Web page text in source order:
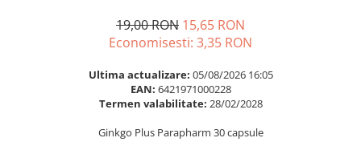
Somn stres si anxietate
Supliment Magneziu
19,00 RON 15,65 RON
Economisesti: 3,35 RON
Ultima actualizare: 05/08/2026 16:05
EAN: 6421971000228
Termen valabilitate: 28/02/2028
Ginkgo Plus Parapharm 30 capsule